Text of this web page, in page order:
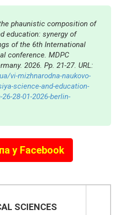
phaunistic composition of
education: synergy of
of the 6th International
conference. MDPC
2026. Pp. 21-27. URL:
vi-mizhnarodna-naukovo-
science-and-education-
28-01-2026-berlin-
у Facebook
SCIENCES